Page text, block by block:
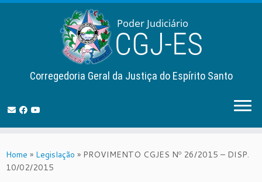
to
content
Corregedoria Geral da Justiça do Espírito Santo
Home » Legislação » PROVIMENTO CGJES Nº 26/2015 – DISP.
10/02/2015